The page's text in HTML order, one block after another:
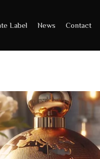
Label News Contact